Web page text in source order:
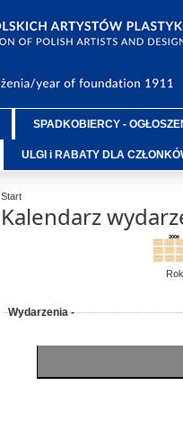
SPADKOBIERCY -
ULGI i RABATY DLA
Start
Kalendarz
Rok
Wydarzenia -